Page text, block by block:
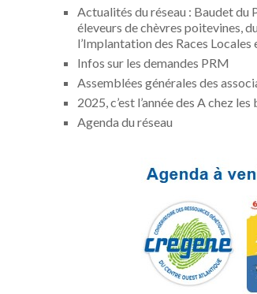
Actualités du réseau : Baudet du
éleveurs de chèvres poitevines,
l’Implantation des Races
Infos sur les demandes PRM
Assemblées générales des
2025, c’est l’année des A chez
Agenda du réseau